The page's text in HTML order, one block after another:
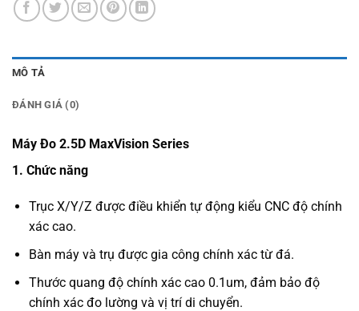
MÔ TẢ
ĐÁNH GIÁ (0)
Máy Đo 2.5D MaxVision Series
1. Chức năng
Trục X/Y/Z được điều khiển tự động kiểu CNC độ chính
xác cao.
Bàn máy và trụ được gia công chính xác từ đá.
Thước quang độ chính xác cao 0.1um, đảm bảo độ
chính xác đo lường và vị trí di chuyển.